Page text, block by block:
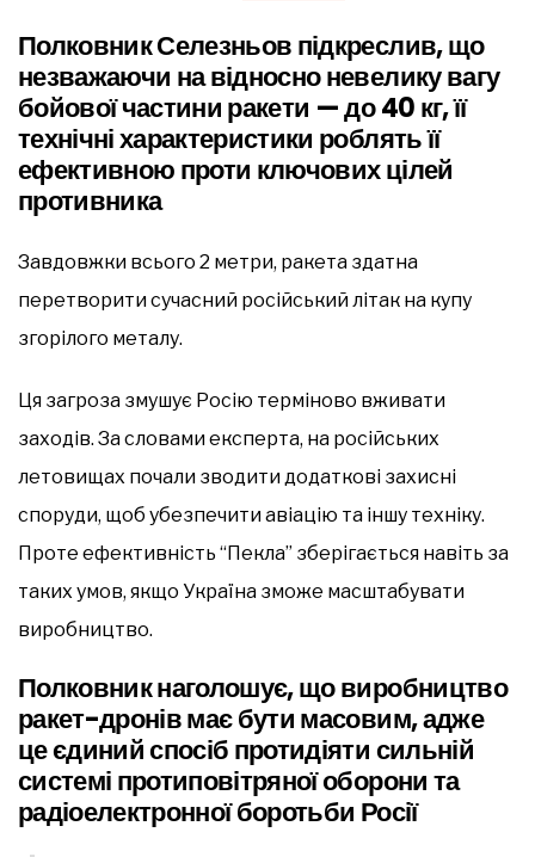
Полковник Селезньов підкреслив, що
незважаючи на відносно невелику вагу
бойової частини ракети — до 40 кг, її
технічні характеристики роблять її
ефективною проти ключових цілей
противника
Завдовжки всього 2 метри, ракета здатна
перетворити сучасний російський літак на купу
згорілого металу.
Ця загроза змушує Росію терміново вживати
заходів. За словами експерта, на російських
летовищах почали зводити додаткові захисні
споруди, щоб убезпечити авіацію та іншу техніку.
Проте ефективність “Пекла” зберігається навіть за
таких умов, якщо Україна зможе масштабувати
виробництво.
Полковник наголошує, що виробництво
ракет-дронів має бути масовим, адже
це єдиний спосіб протидіяти сильній
системі протиповітряної оборони та
радіоелектронної боротьби Росії